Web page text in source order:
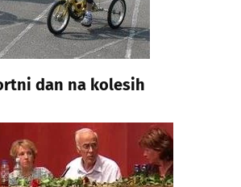
dan na kolesih